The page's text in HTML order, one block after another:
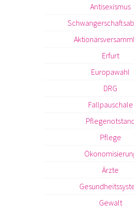
Antisexismus
Erfurt
Europawahl
DRG
Fallpauschale
Pflege
Ärzte
Gewalt